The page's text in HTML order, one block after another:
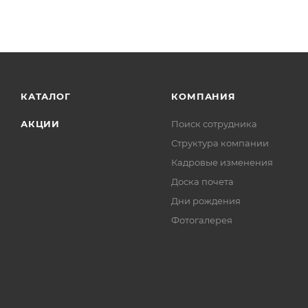
КАТАЛОГ
АКЦИИ
КОМПАНИЯ
Поиск сотрудника
Структура компании
Кадровые изменения
Доска почета
Дни рождения
Фотогалерея